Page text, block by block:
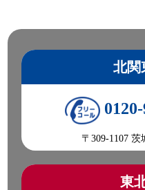
☎0120-93-8833 営業担当:児
「HP見て」とお伝えいただ
突然の天気の急変にご注意
皆さん今日も一日ご安全に‼
●本日ご紹介車両●
ニック製 3段ブーム ラジコ
北関
0120-
〒309-1107
東